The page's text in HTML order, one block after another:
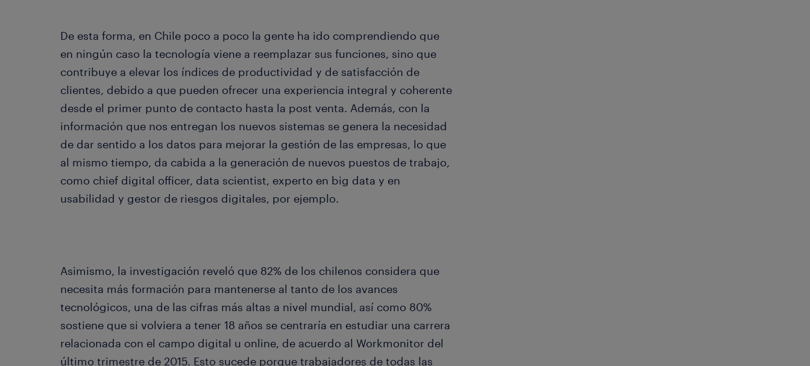
De esta forma, en Chile poco a poco la gente ha ido comprendiendo que
en ningún caso la tecnología viene a reemplazar sus funciones, sino que
contribuye a elevar los índices de productividad y de satisfacción de
clientes, debido a que pueden ofrecer una experiencia integral y coherente
desde el primer punto de contacto hasta la post venta. Además, con la
información que nos entregan los nuevos sistemas se genera la necesidad
de dar sentido a los datos para mejorar la gestión de las empresas, lo que
al mismo tiempo, da cabida a la generación de nuevos puestos de trabajo,
como chief digital officer, data scientist, experto en big data y en
usabilidad y gestor de riesgos digitales, por ejemplo.
Asimismo, la investigación reveló que 82% de los chilenos considera que
necesita más formación para mantenerse al tanto de los avances
tecnológicos, una de las cifras más altas a nivel mundial, así como 80%
sostiene que si volviera a tener 18 años se centraría en estudiar una carrera
relacionada con el campo digital u online, de acuerdo al Workmonitor del
último trimestre de 2015. Esto sucede porque trabajadores de todas las